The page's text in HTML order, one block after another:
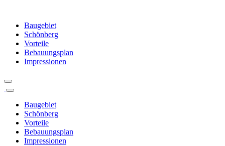
Baugebiet
Schönberg
Vorteile
Bebauungsplan
Impressionen
Baugebiet
Schönberg
Vorteile
Bebauungsplan
Impressionen